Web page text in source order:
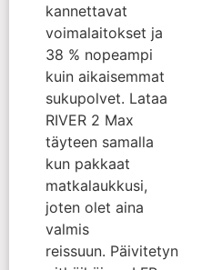
kannettavat
voimalaitokset ja
38 % nopeampi
kuin aikaisemmat
sukupolvet. Lataa
RIVER 2 Max
täyteen samalla
kun pakkaat
matkalaukkusi,
joten olet aina
valmis
reissuun. Päivitetyn